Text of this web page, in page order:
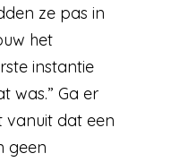
ze pas in
het
instantie
was.” Ga er
vanuit dat een
geen